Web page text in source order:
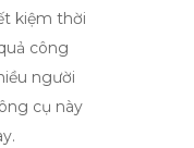
kiệm thời
công
người
cụ này